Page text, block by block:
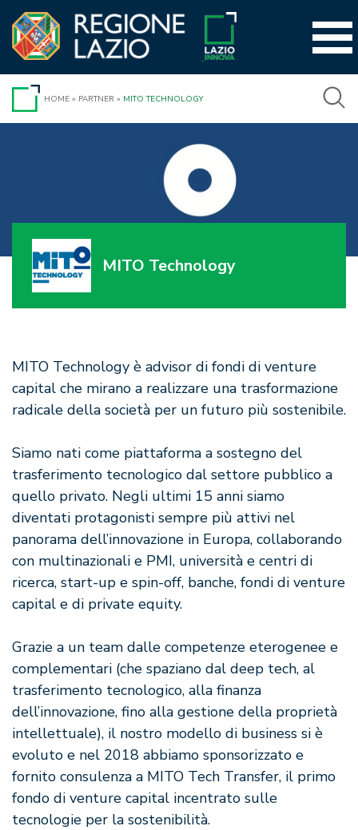
contenuto
HOME » PARTNER » MITO TECHNOLOGY
MITO Technology
MITO Technology è advisor di fondi di venture
capital che mirano a realizzare una trasformazione
radicale della società per un futuro più sostenibile.
Siamo nati come piattaforma a sostegno del
trasferimento tecnologico dal settore pubblico a
quello privato. Negli ultimi 15 anni siamo
diventati protagonisti sempre più attivi nel
panorama dell’innovazione in Europa, collaborando
con multinazionali e PMI, università e centri di
ricerca, start-up e spin-off, banche, fondi di venture
capital e di private equity.
Grazie a un team dalle competenze eterogenee e
complementari (che spaziano dal deep tech, al
trasferimento tecnologico, alla finanza
dell’innovazione, fino alla gestione della proprietà
intellettuale), il nostro modello di business si è
evoluto e nel 2018 abbiamo sponsorizzato e
fornito consulenza a MITO Tech Transfer, il primo
fondo di venture capital incentrato sulle
tecnologie per la sostenibilità.